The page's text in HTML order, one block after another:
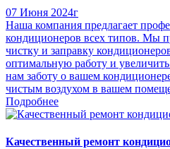
07 Июня 2024г
Наша компания предлагает
кондиционеров всех типов. Мы
чистку и заправку
оптимальную работу и
нам заботу о вашем
чистым воздухом в вашем
Подробнее
Качественный ремонт